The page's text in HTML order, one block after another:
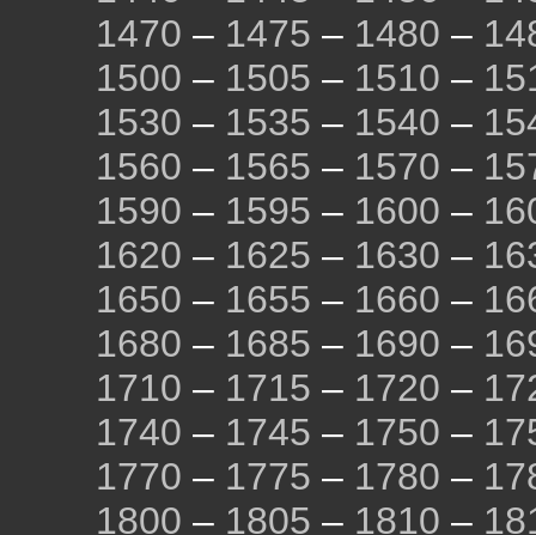
1470 – 1475 – 1480 –
1500 – 1505 – 1510 –
1530 – 1535 – 1540 –
1560 – 1565 – 1570 –
1590 – 1595 – 1600 –
1620 – 1625 – 1630 –
1650 – 1655 – 1660 –
1680 – 1685 – 1690 –
1710 – 1715 – 1720 –
1740 – 1745 – 1750 –
1770 – 1775 – 1780 –
1800 – 1805 – 1810 –